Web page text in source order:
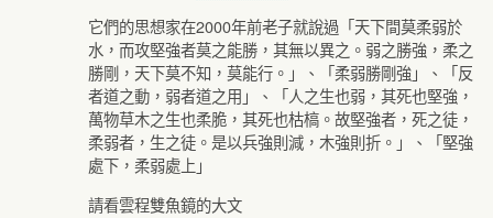
它們的思想家在2000年前老子就說過「天下間莫柔弱於
水，而攻堅強者莫之能勝，其無以異之。弱之勝強，柔之
勝剛，天下莫不知，莫能行。」、「柔弱勝剛強」、「反
者道之動，弱者道之用」、「人之生也弱，其死也堅強，
萬物草木之生也柔脆，其死也枯槁。故堅強者，死之徒，
柔弱者，生之徒。是以兵強則減，木強則折。」、「堅強
處下，柔弱處上」
請看雲程雙魚鏡的大文